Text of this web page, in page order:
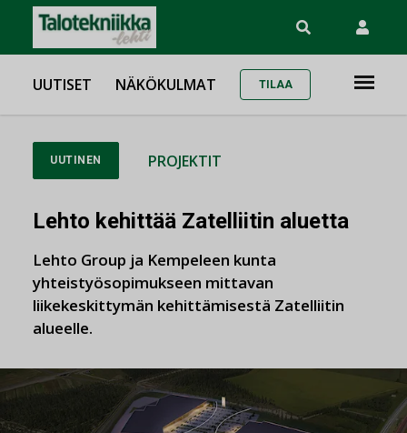
UUTISET NÄKÖKULMAT TILAA
UUTINEN PROJEKTIT
Lehto kehittää Zatelliitin aluetta
Lehto Group ja Kempeleen kunta
yhteistyösopimukseen mittavan
liikekeskittymän kehittämisestä Zatelliitin
alueelle.